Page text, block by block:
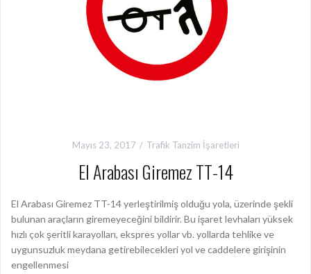
Mayıs 23, 2017 Trafik Tanzim İşaretleri
El Arabası Giremez TT-14
El Arabası Giremez TT-14 yerleştirilmiş olduğu yola, üzerinde şekli
bulunan araçların giremeyeceğini bildirir. Bu işaret levhaları yüksek
hızlı çok şeritli karayolları, ekspres yollar vb. yollarda tehlike ve
uygunsuzluk meydana getirebilecekleri yol ve caddelere girişinin
engellenmesi